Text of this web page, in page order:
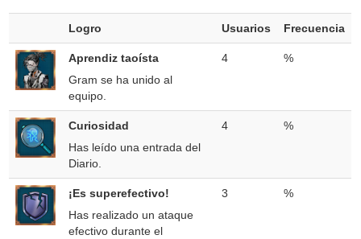
Logro Usuarios Frecuencia
Aprendiz taoísta
Gram se ha unido al
equipo.
4 %
Curiosidad
Has leído una entrada del
Diario.
4 %
¡Es superefectivo!
Has realizado un ataque
efectivo durante el
3 %